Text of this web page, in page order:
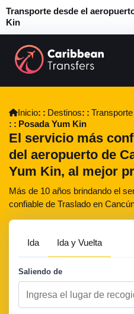
Transporte desde el
Kin
Inicio Destinos
Posada Yum Kin
El servicio más
del aeropuerto de
Yum Kin, al mejor
Más de 10 años brindando el
confiable de Traslado en
Ida Ida y Vuelta
Saliendo de